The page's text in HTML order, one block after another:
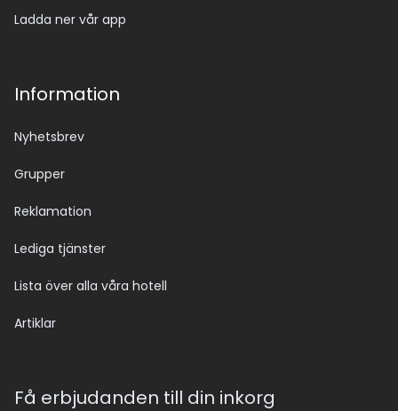
Ladda ner vår app
Information
Nyhetsbrev
Grupper
Reklamation
Lediga tjänster
Lista över alla våra hotell
Artiklar
Få erbjudanden till din inkorg